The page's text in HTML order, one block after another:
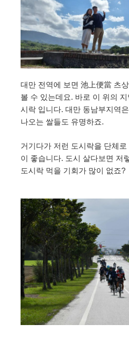
대만 전역에 보면 池上便當 츠
볼 수 있는데요. 바로 이 위의
시락 입니다. 대만 동남부지역
나오는 쌀들도 유명하죠.
거기다가 저런 도시락을 단체
이 좋습니다. 도시 살다보면 저
도시락 먹을 기회가 많이 없죠?